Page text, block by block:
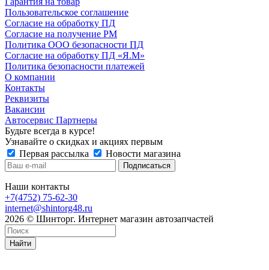
Пользовательское соглашение
Согласие на обработку ПД
Согласие на получение РМ
Политика ООО безопасности ПД
Согласие на обработку ПД «Я.М»
Политика безопасности платежей
О компании
Контакты
Реквизиты
Вакансии
Автосервис Партнеры
Будьте всегда в курсе!
Узнавайте о скидках и акциях первым
Первая рассылка
Новости магазина
Наши контакты
+7(4752) 75-62-30
internet@shintorg48.ru
2026 © Шинторг. Интернет магазин автозапчастей
Найти